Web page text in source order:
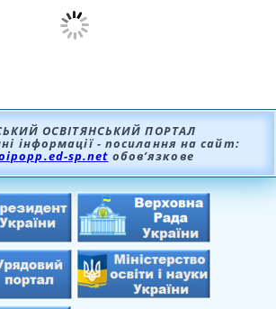
ОСВІТЯНСЬКИЙ ПОРТАЛ
інформації - посилання на сайт:
sp.net обов’язкове